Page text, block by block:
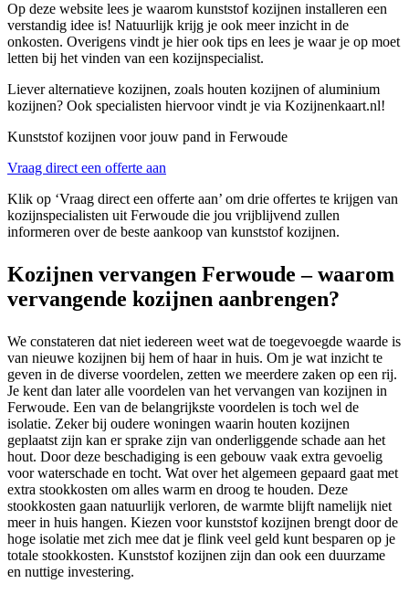
Op deze website lees je waarom kunststof kozijnen installeren een
verstandig idee is! Natuurlijk krijg je ook meer inzicht in de
onkosten. Overigens vindt je hier ook tips en lees je waar je op moet
letten bij het vinden van een kozijnspecialist.
Liever alternatieve kozijnen, zoals houten kozijnen of aluminium
kozijnen? Ook specialisten hiervoor vindt je via Kozijnenkaart.nl!
Kunststof kozijnen voor jouw pand in Ferwoude
Vraag direct een offerte aan
Klik op ‘Vraag direct een offerte aan’ om drie offertes te krijgen van
kozijnspecialisten uit Ferwoude die jou vrijblijvend zullen
informeren over de beste aankoop van kunststof kozijnen.
Kozijnen vervangen Ferwoude – waarom
vervangende kozijnen aanbrengen?
We constateren dat niet iedereen weet wat de toegevoegde waarde is
van nieuwe kozijnen bij hem of haar in huis. Om je wat inzicht te
geven in de diverse voordelen, zetten we meerdere zaken op een rij.
Je kent dan later alle voordelen van het vervangen van kozijnen in
Ferwoude. Een van de belangrijkste voordelen is toch wel de
isolatie. Zeker bij oudere woningen waarin houten kozijnen
geplaatst zijn kan er sprake zijn van onderliggende schade aan het
hout. Door deze beschadiging is een gebouw vaak extra gevoelig
voor waterschade en tocht. Wat over het algemeen gepaard gaat met
extra stookkosten om alles warm en droog te houden. Deze
stookkosten gaan natuurlijk verloren, de warmte blijft namelijk niet
meer in huis hangen. Kiezen voor kunststof kozijnen brengt door de
hoge isolatie met zich mee dat je flink veel geld kunt besparen op je
totale stookkosten. Kunststof kozijnen zijn dan ook een duurzame
en nuttige investering.